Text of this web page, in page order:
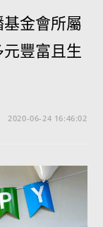
金會所屬
豐富且生
2020-06-24 16:46:02